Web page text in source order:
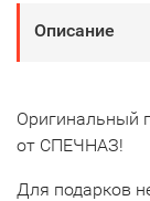
Описание
Оригинальный
от СПЕЧНАЗ!
Для подарков